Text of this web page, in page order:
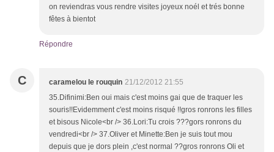
on reviendras vous rendre visites joyeux noél et trés bonne
fêtes à bientot
Répondre
C caramelou le rouquin 21/12/2012 21:55
35.Difinimi:Ben oui mais c'est moins gai que de traquer les
souris!!Evidemment c'est moins risqué !!gros ronrons les filles
et bisous Nicole<br /> 36.Lori:Tu crois ???gors ronrons du
vendredi<br /> 37.Oliver et Minette:Ben je suis tout mou
depuis que je dors plein ,c'est normal ??gros ronrons Oli et